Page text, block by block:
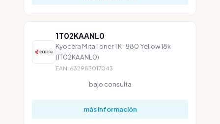
1T02KAANL0
Kyocera Mita Toner TK-880 Yellow 18k
(1T02KAANL0)
EAN: 632983017043
bajo consulta
más información